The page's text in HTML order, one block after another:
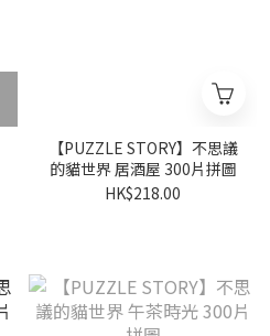
【PUZZLE STORY】不思議
的貓世界 居酒屋 300片拼圖
HK$218.00